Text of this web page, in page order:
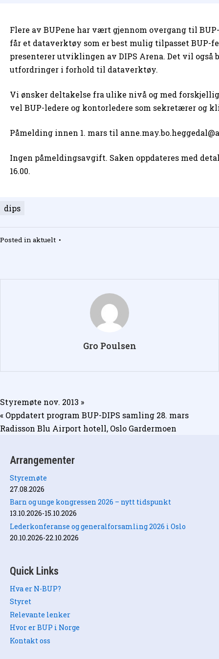
Flere av BUPene har vært gjennom overgang til
får et dataverktøy som er best mulig tilpasset BUP-
presenterer utviklingen av DIPS Arena. Det vil
utfordringer i forhold til dataverktøy.
Vi ønsker deltakelse fra ulike nivå og med
vel BUP-ledere og kontorledere som sekretærer og
Påmelding innen 1. mars til
Ingen påmeldingsavgift. Saken oppdateres med
16.00.
dips
Posted in aktuelt •
Gro Poulsen
Innleggsnavigasjon
Styremøte nov. 2013 »
« Oppdatert program BUP-DIPS samling 28. mars
Radisson Blu Airport hotell, Oslo Gardermoen
Arrangementer
Styremøte
27.08.2026
Barn og unge kongressen 2026 – nytt tidspunkt
13.10.2026-15.10.2026
Lederkonferanse og generalforsamling 2026 i Oslo
20.10.2026-22.10.2026
Quick Links
Hva er N-BUP?
Styret
Relevante lenker
Hvor er BUP i Norge
Kontakt oss